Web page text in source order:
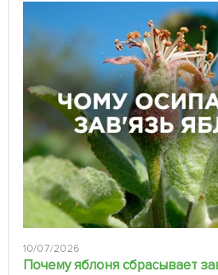
10/07/2026
Почему яблоня сбрасывает